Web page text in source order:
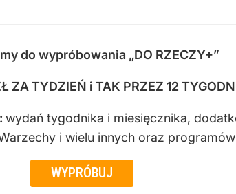
do wypróbowania „DO RZECZY+”
ZA TYDZIEŃ i TAK PRZEZ 12
: wydań tygodnika i miesięcznika,
i wielu innych oraz
WYPRÓBUJ